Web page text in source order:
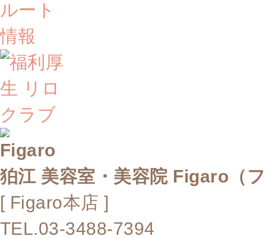
狛江 美容室・美容院 Figaro（
[ Figaro本店 ]
TEL.03-3488-7394